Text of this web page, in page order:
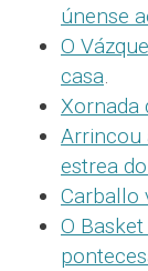
únense
O
casa
Xornada
Arrincou
estrea
Carballo
O